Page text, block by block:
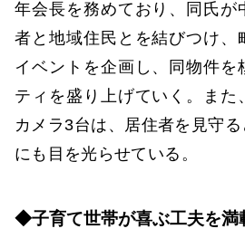
年会長を務めており、同氏が
者と地域住民とを結びつけ、
イベントを企画し、同物件を
ティを盛り上げていく。また
カメラ3台は、居住者を見守
にも目を光らせている。
◆子育て世帯が喜ぶ工夫を満